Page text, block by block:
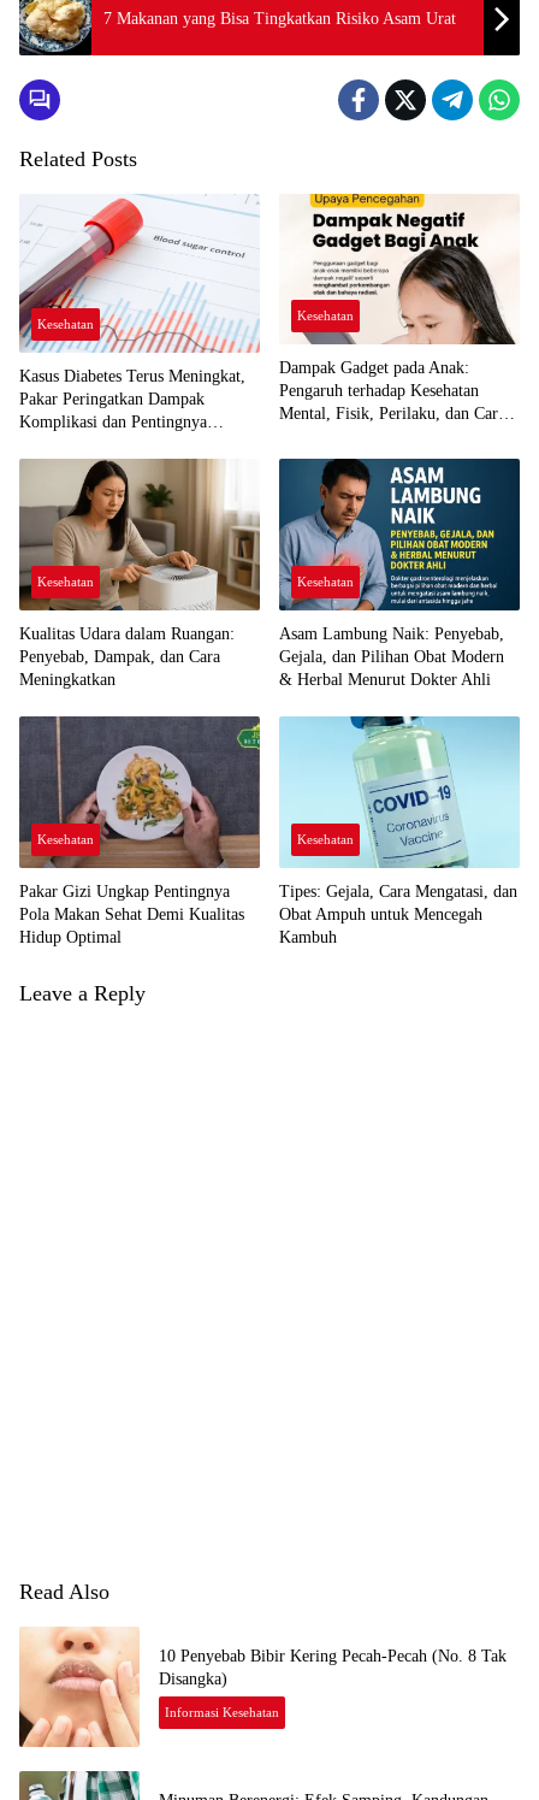
7 Makanan yang Bisa Tingkatkan Risiko Asam Urat
Related Posts
Kesehatan
Kasus Diabetes Terus Meningkat,
Pakar Peringatkan Dampak
Komplikasi dan Pentingnya
Kesehatan
Dampak Gadget pada Anak:
Pengaruh terhadap Kesehatan
Mental, Fisik, Perilaku, dan Cara
Kesehatan
Kualitas Udara dalam Ruangan:
Penyebab, Dampak, dan Cara
Meningkatkan
Kesehatan
Asam Lambung Naik: Penyebab,
Gejala, dan Pilihan Obat Modern
& Herbal Menurut Dokter Ahli
Kesehatan
Pakar Gizi Ungkap Pentingnya
Pola Makan Sehat Demi Kualitas
Hidup Optimal
Kesehatan
Tipes: Gejala, Cara Mengatasi, dan
Obat Ampuh untuk Mencegah
Kambuh
Leave a Reply
Read Also
10 Penyebab Bibir Kering Pecah-Pecah (No. 8 Tak
Disangka)
Informasi Kesehatan
S
E